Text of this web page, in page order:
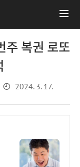
주 복권 로또
2024. 3. 17.